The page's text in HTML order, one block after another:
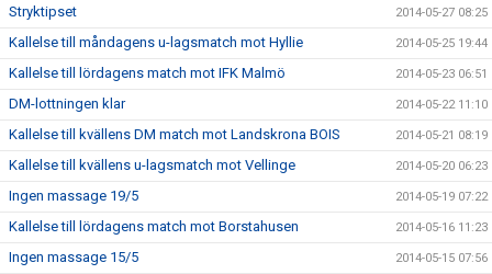
Stryktipset 2014-05-27 08:25
Kallelse till måndagens u-lagsmatch mot Hyllie 2014-05-25 19:44
Kallelse till lördagens match mot IFK Malmö 2014-05-23 06:51
DM-lottningen klar 2014-05-22 11:10
Kallelse till kvällens DM match mot Landskrona BOIS 2014-05-21 08:19
Kallelse till kvällens u-lagsmatch mot Vellinge 2014-05-20 06:23
Ingen massage 19/5 2014-05-19 07:22
Kallelse till lördagens match mot Borstahusen 2014-05-16 11:23
Ingen massage 15/5 2014-05-15 07:56